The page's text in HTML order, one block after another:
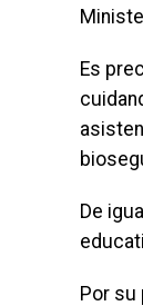
Es
De
Por su